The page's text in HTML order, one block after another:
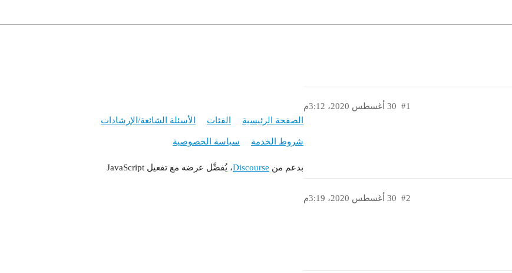
30 أغسطس 2020، 3:12م #1
30 أغسطس 2020، 3:19م #2
الصفحة الرئيسية الفئات الأسئلة الشائعة/الإرشادات
شروط الخدمة سياسة الخصوصية
بدعم من Discourse، يُفضَّل عرضه مع تفعيل JavaScript